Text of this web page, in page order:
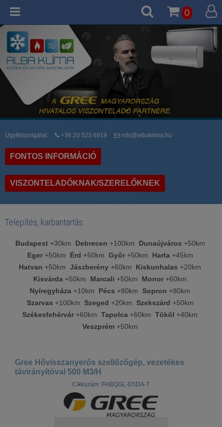
0
Ügyfélszolgálat: +36 20 523 6919 info@albaklima.hu
FONTOS INFORMÁCIÓ
VISZONTELADÓKNAK/SZERELŐKNEK
Telepítés, karbantartás:
Budapest+30km Debrecen +100km Dunaújváros +50km
Eger+50km Érd +50km Győr+50km Harta +45km
Hatvan +50km Jászberény +60km Kiskunhalas +20km
Kisvárda +50km Marcali +50km Monor +60km
Nyíregyháza +10km Pécs +80km Sopron +80km
Szarvas +100km Szeged +20km Szekszárd +50km
Székesfehérvár +60km Tapolca +60km Tököl +40km
Veszprém +50km
Gree Hővisszanyerős szellőzőgép, vezetékes
távirányítóval 500 M3/H
Cikkszám: FHBQGL-D5DA-T